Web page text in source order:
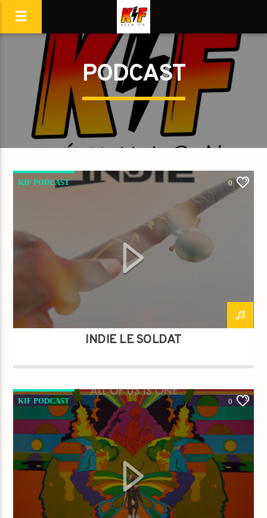
PODCAST
KIF PODCAST 0
INDIÉ LE SOLDAT
KIF PODCAST 0